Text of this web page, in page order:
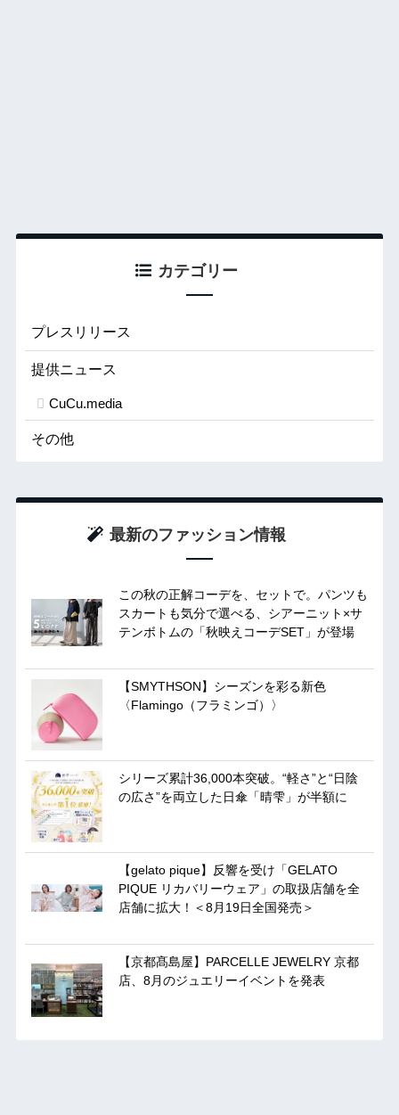
カテゴリー
プレスリリース
提供ニュース
CuCu.media
その他
最新のファッション情報
この秋の正解コーデを、セットで。パンツも
スカートも気分で選べる、シアーニット×サ
テンボトムの「秋映えコーデSET」が登場
【SMYTHSON】シーズンを彩る新色
〈Flamingo（フラミンゴ）〉
シリーズ累計36,000本突破。“軽さ”と“日陰
の広さ”を両立した日傘「晴雫」が半額に
【gelato pique】反響を受け「GELATO
PIQUE リカバリーウェア」の取扱店舗を全
店舗に拡大！＜8月19日全国発売＞
【京都髙島屋】PARCELLE JEWELRY 京都
店、8月のジュエリーイベントを発表